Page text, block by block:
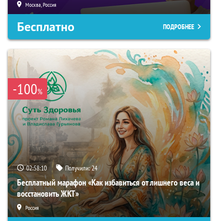
Москва, Россия
Бесплатно ПОДРОБНЕЕ
-100%
02:58:09 Получили:24
Бесплатный марафон «Как избавиться от лишнего веса и
восстановить ЖКТ»
Россия